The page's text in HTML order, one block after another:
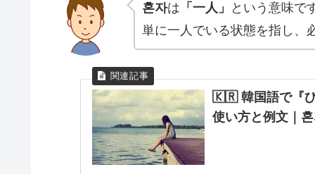
혼자は 「一人」
という意味で
単に一人でいる状態を指し、
🇰🇷 韓国語で『ひ
使い方と例文｜